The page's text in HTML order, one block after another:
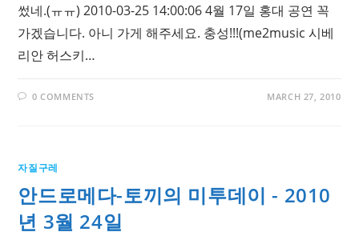
썼네.(ㅠㅠ) 2010-03-25 14:00:06 4월 17일 홍대 공연 꼭
가겠습니다. 아니 가게 해주세요. 충성!!!(me2music 시베
리안 허스키…
0 COMMENTS MARCH 27, 2010
자질구레
안드로메다-토끼의 미투데이 - 2010
년 3월 24일